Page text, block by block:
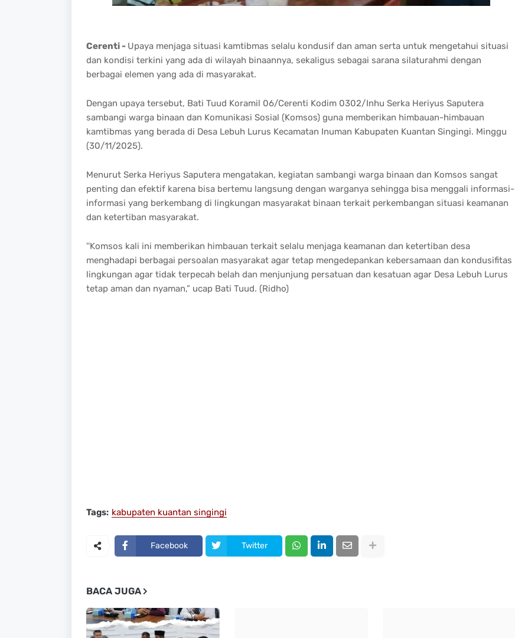
Cerenti - Upaya menjaga situasi kamtibmas selalu kondusif dan aman serta untuk mengetahui situasi
dan kondisi terkini yang ada di wilayah binaannya, sekaligus sebagai sarana silaturahmi dengan
berbagai elemen yang ada di masyarakat.
Dengan upaya tersebut, Bati Tuud Koramil 06/Cerenti Kodim 0302/Inhu Serka Heriyus Saputera
sambangi warga binaan dan Komunikasi Sosial (Komsos) guna memberikan himbauan-himbauan
kamtibmas yang berada di Desa Lebuh Lurus Kecamatan Inuman Kabupaten Kuantan Singingi. Minggu
(30/11/2025).
Menurut Serka Heriyus Saputera mengatakan, kegiatan sambangi warga binaan dan Komsos sangat
penting dan efektif karena bisa bertemu langsung dengan warganya sehingga bisa menggali informasi-
informasi yang berkembang di lingkungan masyarakat binaan terkait perkembangan situasi keamanan
dan ketertiban masyarakat.
''Komsos kali ini memberikan himbauan terkait selalu menjaga keamanan dan ketertiban desa
menghadapi berbagai persoalan masyarakat agar tetap mengedepankan kebersamaan dan kondusifitas
lingkungan agar tidak terpecah belah dan menjunjung persatuan dan kesatuan agar Desa Lebuh Lurus
tetap aman dan nyaman,” ucap Bati Tuud. (Ridho)
Tags: kabupaten kuantan singingi
Facebook Twitter
BACA JUGA